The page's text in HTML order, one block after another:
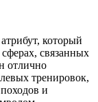
который
связанных
отлично
тренировок,
и